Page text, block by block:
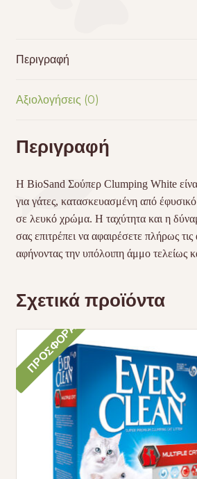
Περιγραφή
Αξιολογήσεις (0)
Περιγραφή
Η BioSand Σούπερ Clumping White
για γάτες, κατασκευασμένη από
σε λευκό χρώμα. Η ταχύτητα και η
σας επιτρέπει να αφαιρέσετε πλήρως τις
αφήνοντας την υπόλοιπη άμμο τελείως
Σχετικά προϊόντα
ΠΡΟΣΦΟΡΆ!